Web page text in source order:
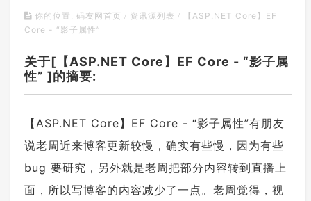
你的位置: 码友网首页 / 资讯源列表 /
【ASP.NET Core】EF
Core - “影子属性”
关于[【ASP.NET Core】EF Core - “影子属
性” ]的摘要:
【ASP.NET Core】EF Core - “影子属性”有朋友
说老周近来博客更新较慢，确实有些慢，因为有些
bug 要研究，另外就是老周把部分内容转到直播上
面，所以写博客的内容减少了一点。老周觉得，视